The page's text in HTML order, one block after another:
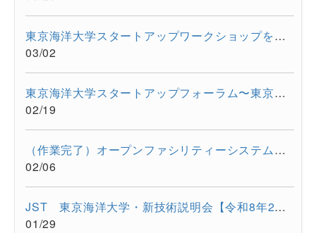
東京海洋大学スタートアップワークショップを開催しました。
03/02
東京海洋大学スタートアップフォーラム〜東京都大学発スタートア...
02/19
（作業完了）オープンファシリティーシステムの一時停止について...
02/06
JST 東京海洋大学・新技術説明会【令和8年2月17日 オンライン開...
01/29